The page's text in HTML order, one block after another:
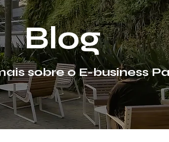
Blog
sobre o E-business